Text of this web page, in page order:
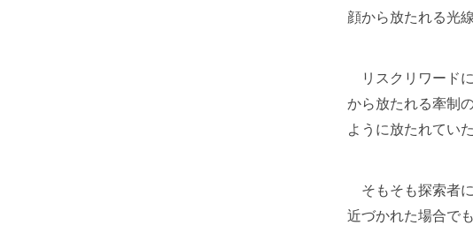
顔から放たれる光
リスクリワード
から放たれる牽制
ように放たれてい
そもそも探索者
近づかれた場合で